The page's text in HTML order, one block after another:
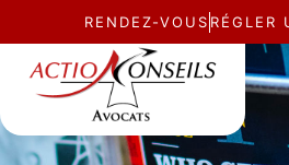
RENDEZ-VOUS RÉGLER